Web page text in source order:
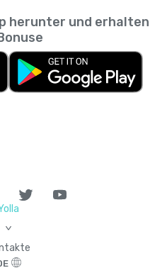
herunter und erhalten
>